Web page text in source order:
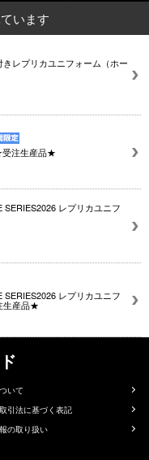
います
レプリカユニフォーム（ホー
受注生産品★
レプリカユニフ
レプリカユニフ
生産品★
いて
引法に基づく表記
の取り扱い